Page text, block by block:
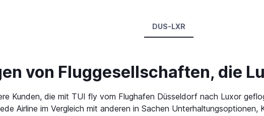
DUS-LXR
von Fluggesellschaften, die
Kunden, die mit TUI fly vom Flughafen Düsseldorf nach Luxor
Airline im Vergleich mit anderen in Sachen Unterhaltungsoptionen,